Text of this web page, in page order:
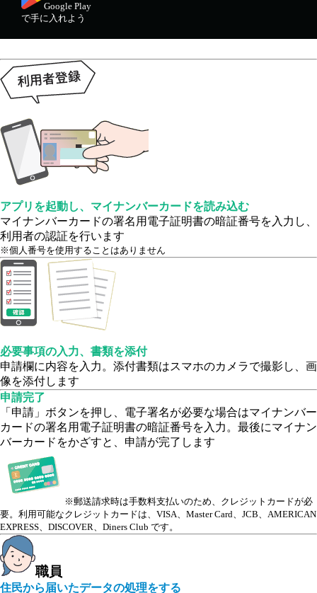
Google Play
で手に入れよう
アプリを起動し、マイナンバーカードを読み込む
マイナンバーカードの署名用電子証明書の暗証番号を入力し、
利用者の認証を行います
※個人番号を使用することはありません
必要事項の入力、書類を添付
申請欄に内容を入力。添付書類はスマホのカメラで撮影し、画
像を添付します
申請完了
「申請」ボタンを押し、電子署名が必要な場合はマイナンバー
カードの署名用電子証明書の暗証番号を入力。最後にマイナン
バーカードをかざすと、申請が完了します
※郵送請求時は手数料支払いのため、クレジットカードが必
要。利用可能なクレジットカードは、VISA、Master Card、JCB、AMERICAN
EXPRESS、DISCOVER、Diners Club です。
職員
住民から届いたデータの処理をする